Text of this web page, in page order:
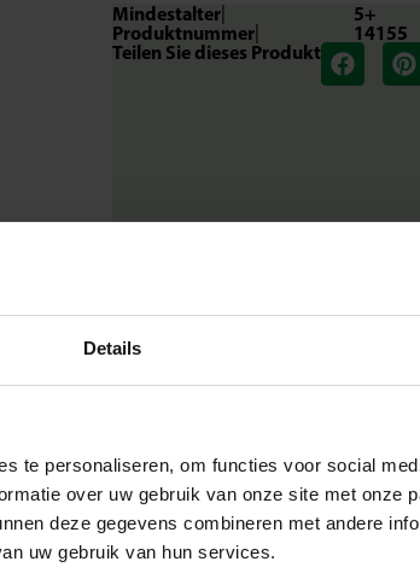
Details
te personaliseren, om functies voor social
over uw gebruik van onze site met onze
deze gegevens combineren met andere
uw gebruik van hun services.
Mindestalter|
5+
Produktnummer|
14155
Teilen Sie dieses Produkt